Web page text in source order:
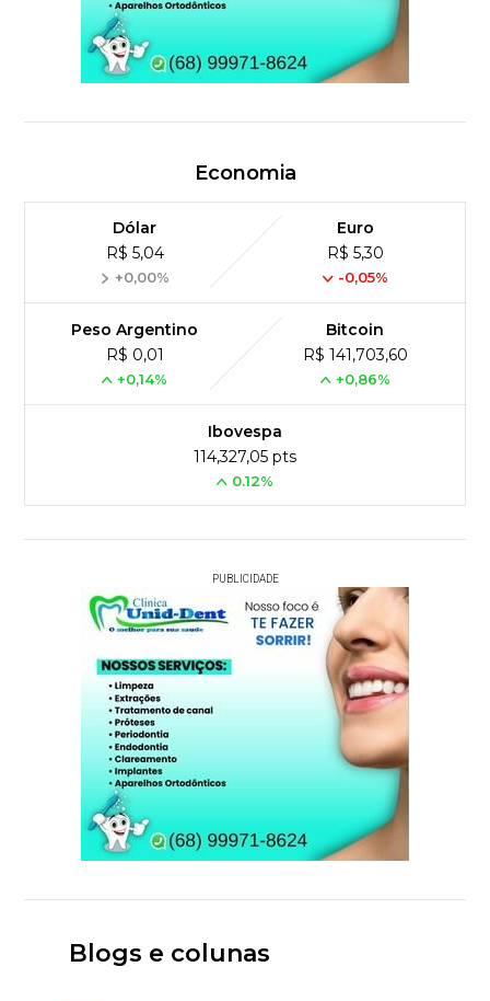
Economia
Dólar
R$ 5,04
+0,00%
Euro
R$ 5,30
-0,05%
Peso Argentino
R$ 0,01
+0,14%
Bitcoin
R$ 141,703,60
+0,86%
Ibovespa
114,327,05 pts
0.12%
PUBLICIDADE
Blogs e colunas